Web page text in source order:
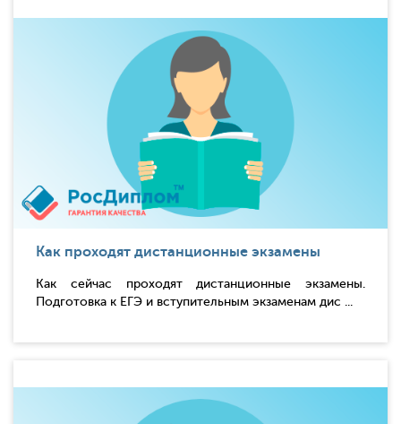
Как проходят дистанционные экзамены
Как сейчас проходят дистанционные экзамены.
Подготовка к ЕГЭ и вступительным экзаменам дис ...